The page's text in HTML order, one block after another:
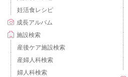
妊活食レシピ
成長アルバム
施設検索
産後ケア施設検索
産婦人科検索
婦人科検索